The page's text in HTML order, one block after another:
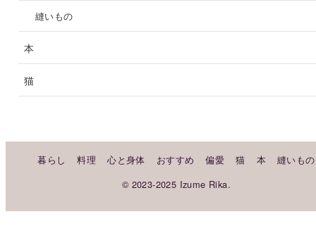
縫いもの
本
猫
暮らし 料理 心と身体 おすすめ 偏愛 猫 本
縫いもの
© 2023-2025 Izume Rika.